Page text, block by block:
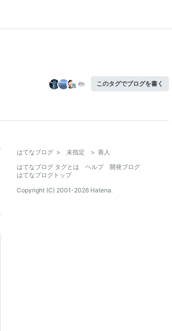
このタグでブログを書く
はてなブログ > 未指定 > 善人
はてなブログ タグとは
ヘルプ
開発ブログ
はてなブログトップ
Copyright (C) 2001-2026 Hatena.